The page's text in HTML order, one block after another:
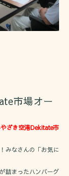
市場オー
ざき空港Dekitate市
みなさんの「お気に
詰まったハンバーグ